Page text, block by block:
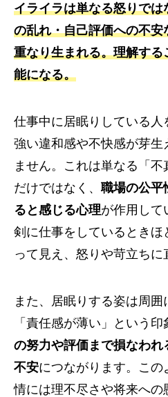
イライラは単なる怒りで
の乱れ・自己評価への不
重なり生まれる。理解す
能になる。
仕事中に居眠りしている人
強い違和感や不快感が芽生
ません。これは単なる「
だけではなく、 職場の公平
ると感じる心理が作用して
剣に仕事をしているときほ
って見え、怒りや苛立ちに
また、居眠りする姿は周囲
「責任感が薄い」という印
の努力や評価まで損なわれ
不安につながります。こ
情には理不尽さや将来へ